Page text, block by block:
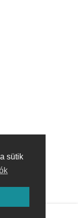
sütik